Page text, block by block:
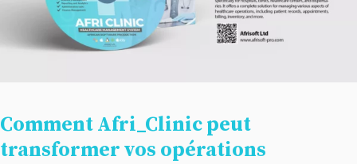
Comment Afri_Clinic peut
transformer vos opérations